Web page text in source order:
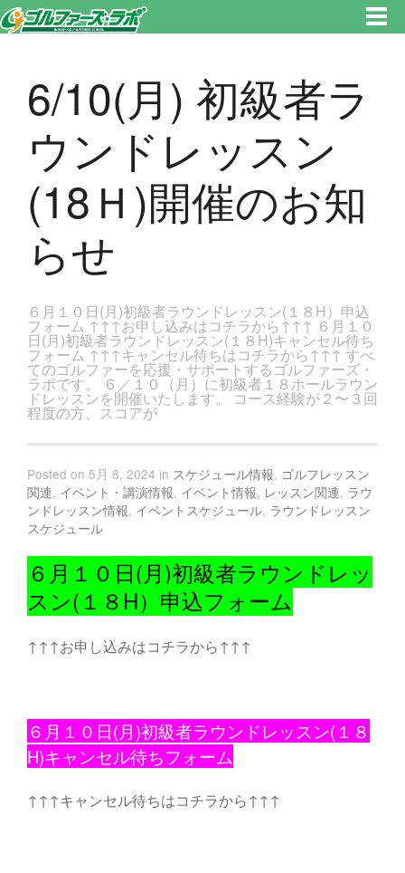
ジです。新宿区、若松河田で気軽にゴルフレッスン！
6/10(月) 初級者ラ
ウンドレッスン
(18Ｈ)開催のお知
らせ
６月１０日(月)初級者ラウンドレッスン(１８H）申込
フォーム ↑↑↑お申し込みはコチラから↑↑↑ ６月１０
日(月)初級者ラウンドレッスン(１８H)キャンセル待ち
フォーム ↑↑↑キャンセル待ちはコチラから↑↑↑ すべ
てのゴルファーを応援・サポートするゴルファーズ・
ラボです。 ６／１０（月）に初級者１８ホールラウン
ドレッスンを開催いたします。 コース経験が２〜３回
程度の方、スコアが
Posted on 5月 8, 2024 in スケジュール情報, ゴルフレッスン
関連, イベント・講演情報, イベント情報, レッスン関連, ラウ
ンドレッスン情報, イベントスケジュール, ラウンドレッスン
スケジュール
６月１０日(月)初級者ラウンドレッ
スン(１８H）申込フォーム
↑↑↑お申し込みはコチラから↑↑↑
６月１０日(月)初級者ラウンドレッスン(１８
H)キャンセル待ちフォーム
↑↑↑キャンセル待ちはコチラから↑↑↑